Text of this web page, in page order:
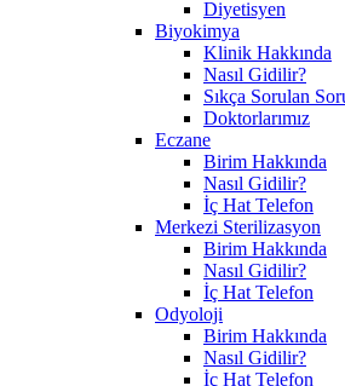
Diyetisyen
Biyokimya
Klinik Hakkında
Nasıl Gidilir?
Sıkça Sorulan
Doktorlarımız
Eczane
Birim Hakkında
Nasıl Gidilir?
İç Hat Telefon
Merkezi Sterilizasyon
Birim Hakkında
Nasıl Gidilir?
İç Hat Telefon
Odyoloji
Birim Hakkında
Nasıl Gidilir?
İç Hat Telefon